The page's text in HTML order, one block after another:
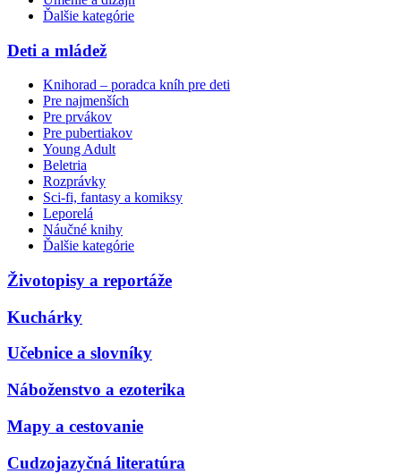
Ďalšie kategórie
Deti a mládež
Knihorad – poradca kníh pre deti
Pre najmenších
Pre prvákov
Pre pubertiakov
Young Adult
Beletria
Rozprávky
Sci-fi, fantasy a komiksy
Leporelá
Náučné knihy
Ďalšie kategórie
Životopisy a reportáže
Kuchárky
Učebnice a slovníky
Náboženstvo a ezoterika
Mapy a cestovanie
Cudzojazyčná literatúra